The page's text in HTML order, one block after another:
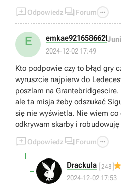
Odpowiedz  Forum 
E emkae921658662f
2024-12-02 17:49
Kto podpowie czy to błąd gry
wyruszcie najpierw do Ledecestrescire z Sigurdem
poszlam na Grantebridgescire.
ale ta misja żeby odszukać
się nie wyświetla. Nie wiem
odkrywam skarby i
Odpowiedz  Forum 
Drackula 248
2024-12-02 17:53